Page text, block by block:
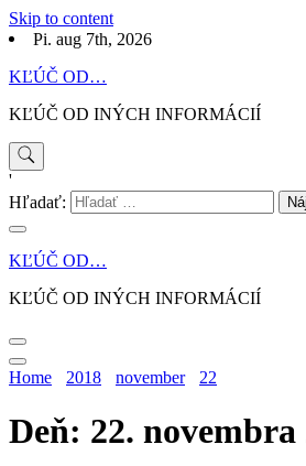
Skip to content
Pi. aug 7th, 2026
KĽÚČ OD…
KĽÚČ OD INÝCH INFORMÁCIÍ
'
Hľadať:
KĽÚČ OD…
KĽÚČ OD INÝCH INFORMÁCIÍ
Home 2018 november 22
Deň: 22. novembra